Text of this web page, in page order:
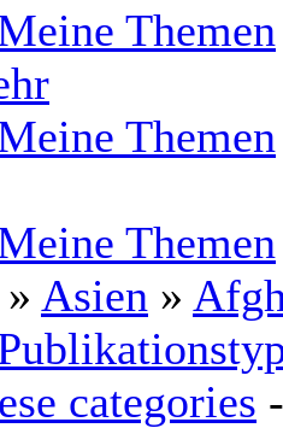
Themen
Themen
Themen
» Asien »
categories